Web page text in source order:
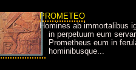
PROMETEO
Homines ab immortalibus
in perpetuum eum
Prometheus eum in
hominibusque...